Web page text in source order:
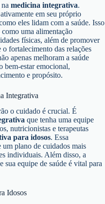
medicina integrativa.
em seu próprio
eles lidam com a saúde. Isso
uma alimentação
físicas, além de promover
o fortalecimento das relações
apenas melhoram a saúde
bem-estar emocional,
e propósito.
Integrativa
o cuidado é crucial. É
que tenha uma equipe
nutricionistas e terapeutas
para idosos. Essa
plano de cuidados mais
individuais. Além disso, a
sua equipe de saúde é vital para
Idosos